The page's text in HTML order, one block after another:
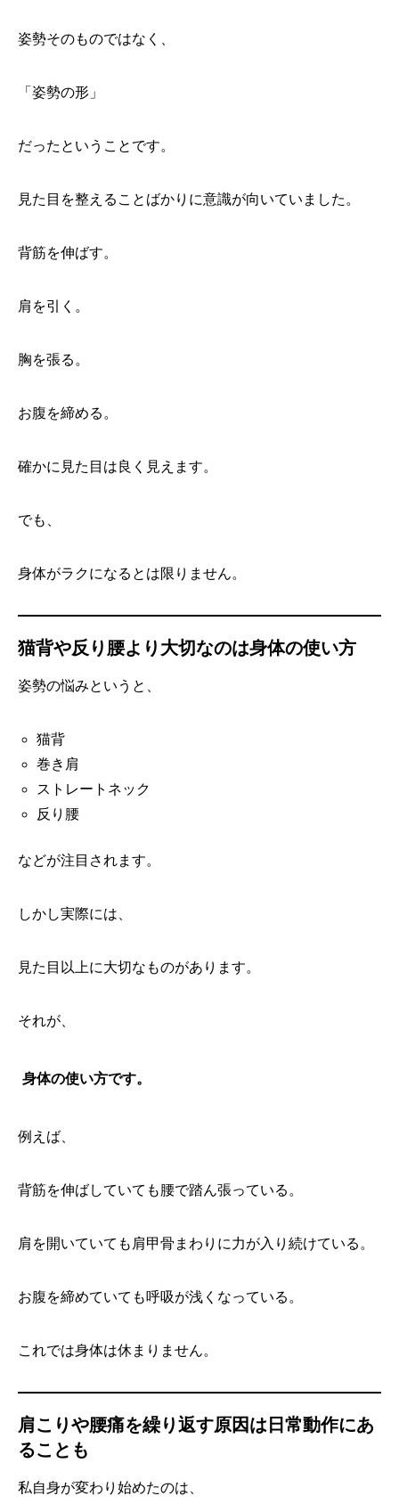
姿勢そのものではなく、
「姿勢の形」
だったということです。
見た目を整えることばかりに意識が向いていました。
背筋を伸ばす。
肩を引く。
胸を張る。
お腹を締める。
確かに見た目は良く見えます。
でも、
身体がラクになるとは限りません。
猫背や反り腰より大切なのは身体の使い方
姿勢の悩みというと、
猫背
巻き肩
ストレートネック
反り腰
などが注目されます。
しかし実際には、
見た目以上に大切なものがあります。
それが、
身体の使い方です。
例えば、
背筋を伸ばしていても腰で踏ん張っている。
肩を開いていても肩甲骨まわりに力が入り続けている。
お腹を締めていても呼吸が浅くなっている。
これでは身体は休まりません。
肩こりや腰痛を繰り返す原因は日常動作にあ
ることも
私自身が変わり始めたのは、